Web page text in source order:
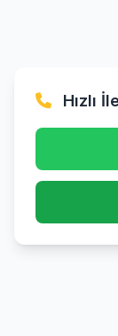
Hızlı